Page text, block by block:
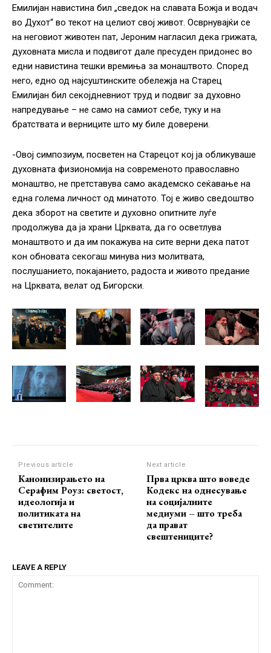
Емилијан навистина бил „сведок на славата Божја и водач
во Духот“ во текот на целиот свој живот. Осврнувајќи се
на неговиот животен пат, Јероним нагласил дека грижата,
духовната мисла и подвигот дале пресуден придонес во
едни навистина тешки времиња за монаштвото. Според
него, едно од најсуштинските обележја на Старец
Емилијан бил секојдневниот труд и подвиг за духовно
напредување – не само на самиот себе, туку и на
братствата и верниците што му биле доверени.
-Овој симпозиум, посветен на Старецот кој ја обликуваше
духовната физиономија на современото православно
монаштво, не претставува само академско сеќавање на
една голема личност од минатото. Тој е живо сведоштво
дека зборот на светите и духовно опитните луѓе
продолжува да ја храни Црквата, да го осветлува
монаштвото и да им покажува на сите верни дека патот
кон обновата секогаш минува низ молитвата,
послушанието, покајанието, радоста и живото предание
на Црквата, велат од Бигорски.
Previous article
Канонизирањето на
Серафим Роуз: светост,
идеологија и
политиката на
светителите
Next article
Прва црква што воведе
Кодекс на однесување
на социјалните
медиуми – што треба
да прават
свештениците?
LEAVE A REPLY